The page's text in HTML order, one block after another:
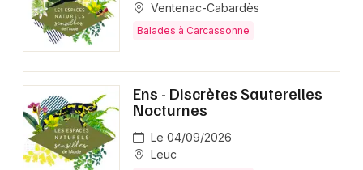
Je m'abonne
Ventenac-Cabardès
Balades à Carcassonne
Ens - Discrètes Sauterelles
Nocturnes
Le 04/09/2026
Leuc